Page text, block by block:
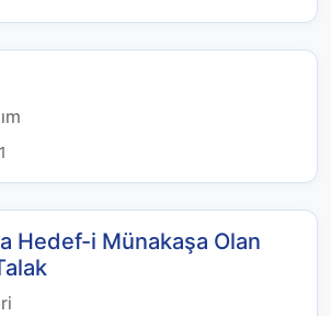
Hedef-i Münakaşa Olan